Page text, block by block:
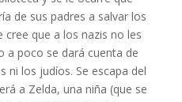
de sus padres a salvar los
que a los nazis no les
a poco se dará cuenta de
ni los judíos. Se escapa del
a Zelda, una niña (que se